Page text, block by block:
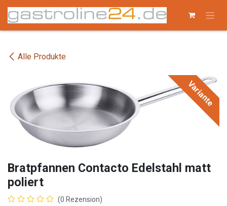
Zum Inhalt springen
Alle Produkte
Variante
Bratpfannen Contacto Edelstahl matt
poliert
(0 Rezension)